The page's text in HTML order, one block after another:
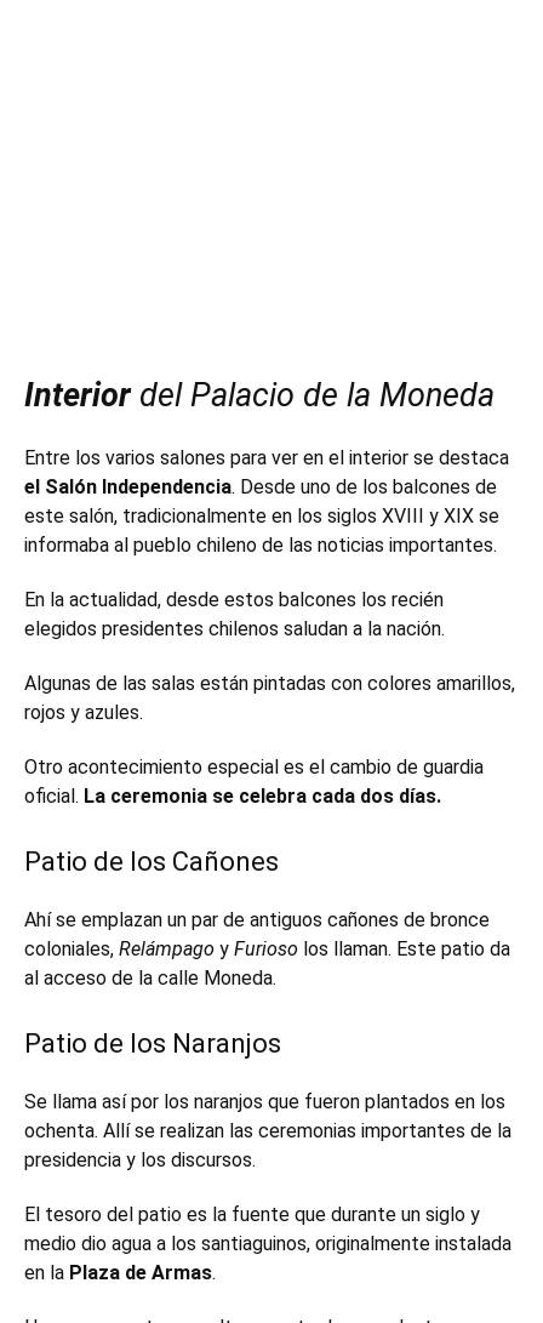
Interiordel Palacio de la Moneda
Entre los varios salones para ver en el interior se destaca
el Salón Independencia. Desde uno de los balcones de
este salón, tradicionalmente en los siglos XVIII y XIX se
informaba al pueblo chileno de las noticias importantes.
En la actualidad, desde estos balcones los recién
elegidos presidentes chilenos saludan a la nación.
Algunas de las salas están pintadas con colores amarillos,
rojos y azules.
Otro acontecimiento especial es el cambio de guardia
oficial. La ceremonia se celebra cada dos días.
Patio de los Cañones
Ahí se emplazan un par de antiguos cañones de bronce
coloniales, Relámpago y Furioso los llaman. Este patio da
al acceso de la calle Moneda.
Patio de los Naranjos
Se llama así por los naranjos que fueron plantados en los
ochenta. Allí se realizan las ceremonias importantes de la
presidencia y los discursos.
El tesoro del patio es la fuente que durante un siglo y
medio dio agua a los santiaguinos, originalmente instalada
en la Plaza de Armas.